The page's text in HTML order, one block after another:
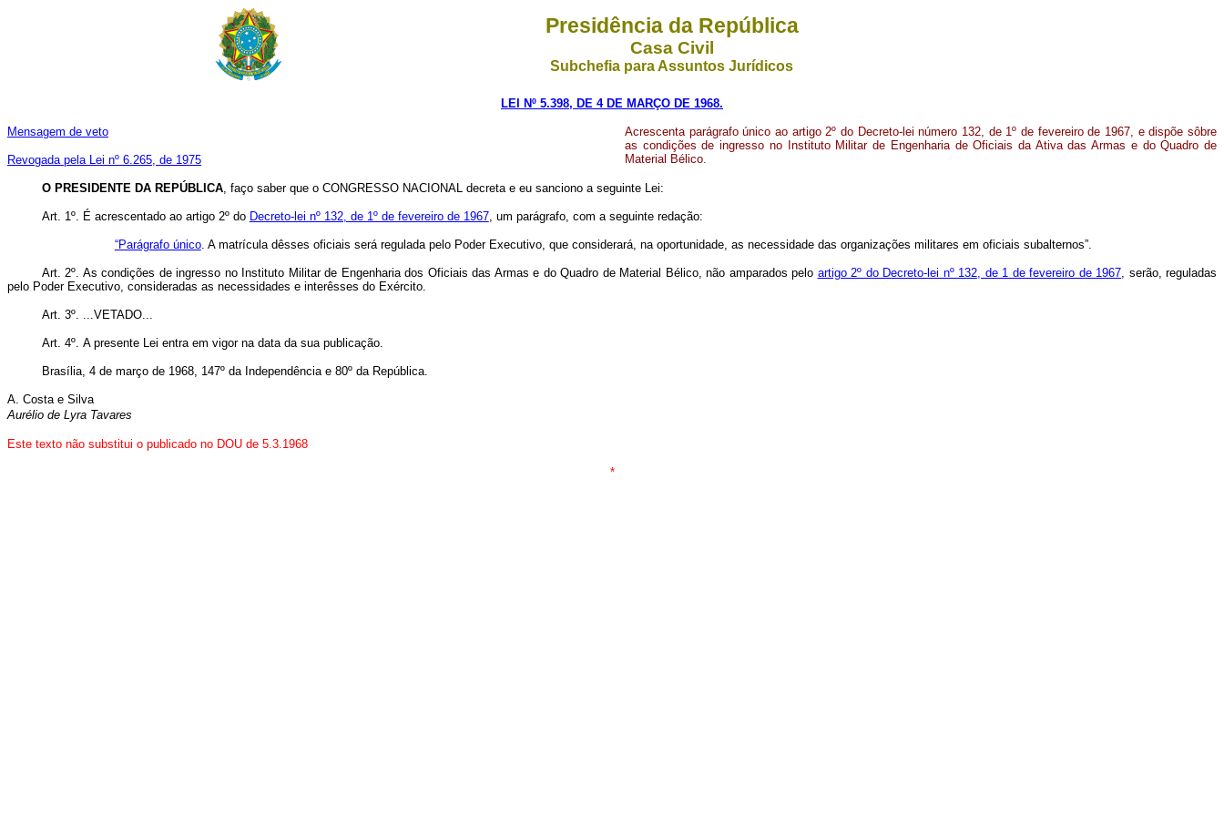
Presidência da República
Casa Civil
Subchefia para Assuntos Jurídicos
LEI Nº 5.398, DE 4 DE MARÇO DE 1968.
Mensagem de veto
Revogada pela Lei nº 6.265, de 1975
Acrescenta parágrafo único ao artigo 2º do Decreto-lei número 132, de 1º de fevereiro de 1967, e dispõe sôbre
as condições de ingresso no Instituto Militar de Engenharia de Oficiais da Ativa das Armas e do Quadro de
Material Bélico.
O PRESIDENTE DA REPÚBLICA, faço saber que o CONGRESSO NACIONAL decreta e eu sanciono a seguinte Lei:
Art. 1º. É acrescentado ao artigo 2º do Decreto-lei nº 132, de 1º de fevereiro de 1967, um parágrafo, com a seguinte redação:
“Parágrafo único. A matrícula dêsses oficiais será regulada pelo Poder Executivo, que considerará, na oportunidade, as necessidade das organizações militares em oficiais subalternos”.
Art. 2º. As condições de ingresso no Instituto Militar de Engenharia dos Oficiais das Armas e do Quadro de Material Bélico, não amparados pelo artigo 2º do Decreto-lei nº 132, de 1 de fevereiro de 1967, serão, reguladas
pelo Poder Executivo, consideradas as necessidades e interêsses do Exército.
Art. 3º. ...VETADO...
Art. 4º. A presente Lei entra em vigor na data da sua publicação.
Brasília, 4 de março de 1968, 147º da Independência e 80º da República.
A. Costa e Silva
Aurélio de Lyra Tavares
Este texto não substitui o publicado no DOU de 5.3.1968
*